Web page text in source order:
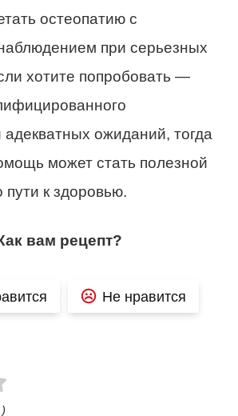
остеопатию с
при серьезных
хотите попробовать —
адекватных ожиданий, тогда
может стать полезной
пути к здоровью.
вам рецепт?
Не нравится